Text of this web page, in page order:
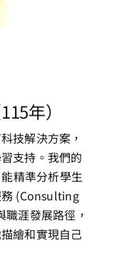
年）
技解決方案，
支持。我們的
精準分析學生
務 (Consulting
涯發展路徑，
繪和實現自己